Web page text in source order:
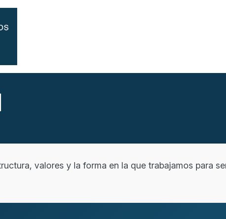
valores y la forma en la que trabajamos para